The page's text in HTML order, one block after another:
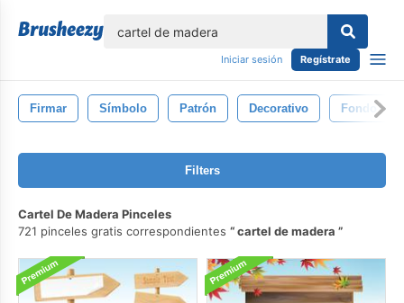
Iniciar sesión Regístrate
Firmar Símbolo Patrón Decorativo Fondo
Filters
Cartel De Madera Pinceles
721 pinceles gratis correspondientes
cartel de madera